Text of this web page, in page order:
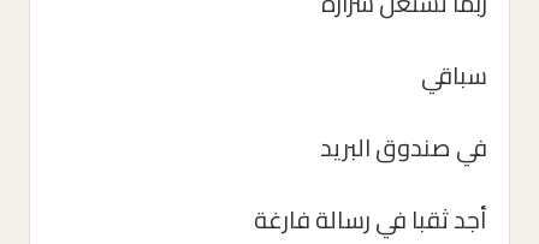
سباقي
في صندوق البريد
أجد ثقبا في رسالة فارغة